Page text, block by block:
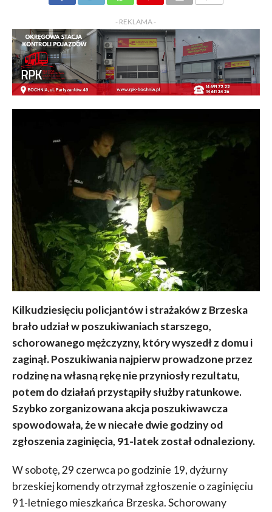
- REKLAMA -
Kilkudziesięciu policjantów i strażaków z Brzeska
brało udział w poszukiwaniach starszego,
schorowanego mężczyzny, który wyszedł z domu i
zaginął. Poszukiwania najpierw prowadzone przez
rodzinę na własną rękę nie przyniosły rezultatu,
potem do działań przystąpiły służby ratunkowe.
Szybko zorganizowana akcja poszukiwawcza
spowodowała, że w niecałe dwie godziny od
zgłoszenia zaginięcia, 91-latek został odnaleziony.
W sobotę, 29 czerwca po godzinie 19, dyżurny
brzeskiej komendy otrzymał zgłoszenie o zaginięciu
91-letniego mieszkańca Brzeska. Schorowany